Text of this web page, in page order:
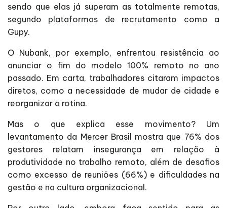
sendo que elas já superam as totalmente remotas,
segundo plataformas de recrutamento como a
Gupy.
O Nubank, por exemplo, enfrentou resistência ao
anunciar o fim do modelo 100% remoto no ano
passado. Em carta, trabalhadores citaram impactos
diretos, como a necessidade de mudar de cidade e
reorganizar a rotina.
Mas o que explica esse movimento? Um
levantamento da Mercer Brasil mostra que 76% dos
gestores relatam insegurança em relação à
produtividade no trabalho remoto, além de desafios
como excesso de reuniões (66%) e dificuldades na
gestão e na cultura organizacional.